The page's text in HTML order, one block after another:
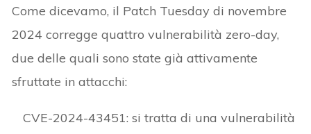
Come dicevamo, il Patch Tuesday di novembre
2024 corregge quattro vulnerabilità zero-day,
due delle quali sono state già attivamente
sfruttate in attacchi:
CVE-2024-43451: si tratta di una vulnerabilità